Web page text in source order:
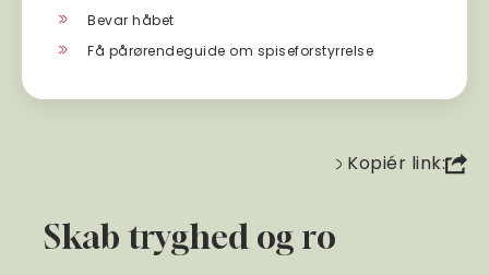
Bevar håbet
Få pårørendeguide om spiseforstyrrelse
Kopiér link:
Skab tryghed og ro